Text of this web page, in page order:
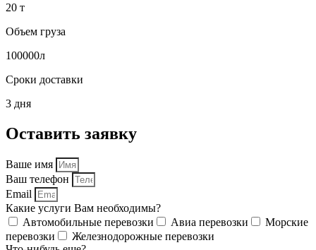
20 т
Объем груза
100000л
Сроки доставки
3 дня
Оставить заявку
Ваше имя
Ваш телефон
Email
Какие услуги Вам необходимы?
Автомобильные перевозки
Авиа перевозки
Морские
перевозки
Железнодорожные перевозки